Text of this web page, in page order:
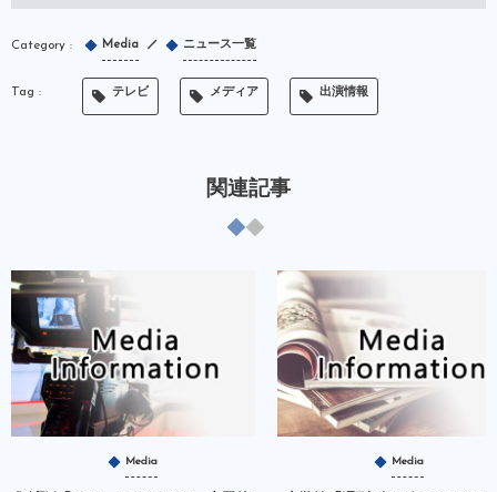
Media ニュース一覧
テレビ メディア 出演情報
関連記事
Media Media